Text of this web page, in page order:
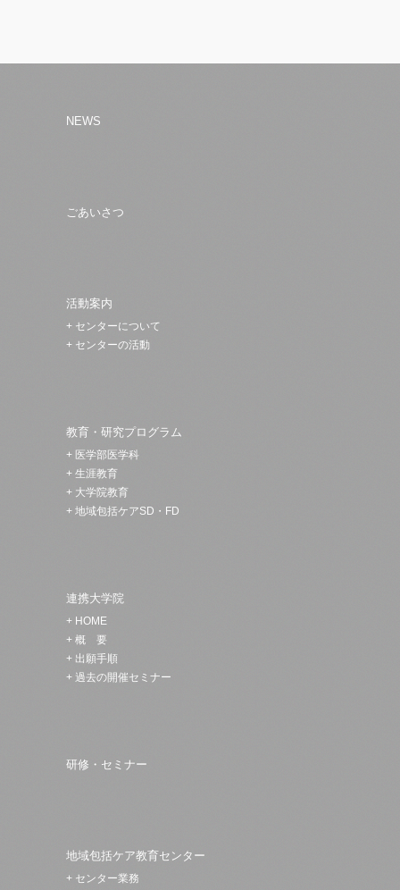
NEWS
ごあいさつ
活動案内
+ センターについて
+ センターの活動
教育・研究プログラム
+ 医学部医学科
+ 生涯教育
+ 大学院教育
+ 地域包括ケアSD・FD
連携大学院
+ HOME
+ 概 要
+ 出願手順
+ 過去の開催セミナー
研修・セミナー
地域包括ケア教育センター
+ センター業務